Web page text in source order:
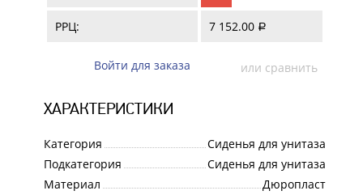
РРЦ: 7 152.00 a
Войти для заказа или сравнить
ХАРАКТЕРИСТИКИ
Категория
Сиденья для унитаза
Подкатегория
Сиденья для унитаза
Материал
Дюропласт